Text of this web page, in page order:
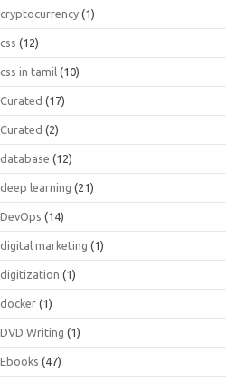
cryptocurrency (1)
css (12)
css in tamil (10)
Curated (17)
Curated (2)
database (12)
deep learning (21)
DevOps (14)
digital marketing (1)
digitization (1)
docker (1)
DVD Writing (1)
Ebooks (47)